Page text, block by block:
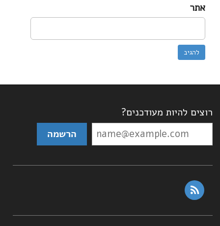
אתר
רוצים להיות מעודכנים?
rss